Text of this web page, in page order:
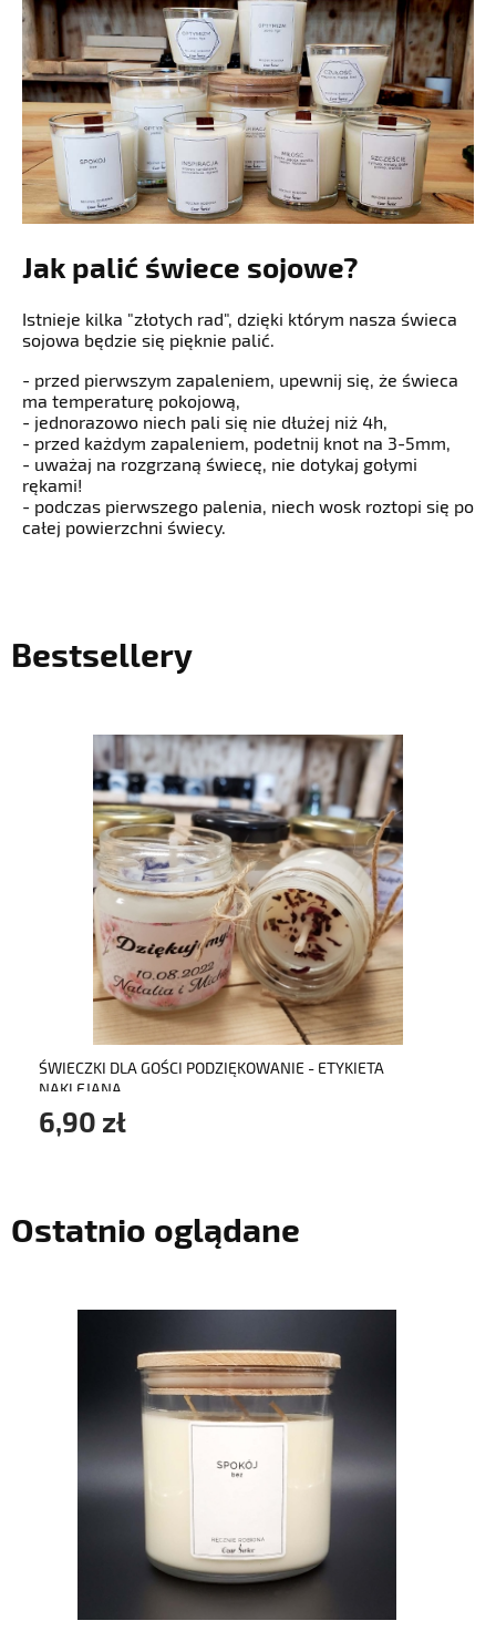
Jak palić świece sojowe?
Istnieje kilka "złotych rad", dzięki którym nasza świeca
sojowa będzie się pięknie palić.
- przed pierwszym zapaleniem, upewnij się, że świeca
ma temperaturę pokojową,
- jednorazowo niech pali się nie dłużej niż 4h,
- przed każdym zapaleniem, podetnij knot na 3-5mm,
- uważaj na rozgrzaną świecę, nie dotykaj gołymi
rękami!
- podczas pierwszego palenia, niech wosk roztopi się po
całej powierzchni świecy.
Bestsellery
ŚWIECZKI DLA GOŚCI PODZIĘKOWANIE - ETYKIETA
NAKLEJANA
6,90 zł
do koszyka
Ostatnio oglądane